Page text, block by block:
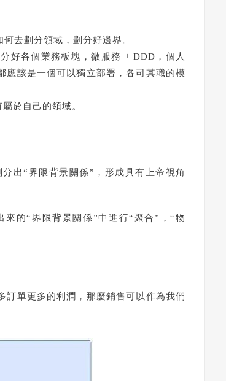
去劃分領域，劃分好邊界。
好各個業務板塊，微服務 + DDD，個人
應該是一個可以獨立部署，各司其職的模
於自己的領域。
出“界限背景關係”，形成具有上帝視角
的“界限背景關係”中進行“聚合”，“物
訂單更多的利潤，那麼銷售可以作為我們